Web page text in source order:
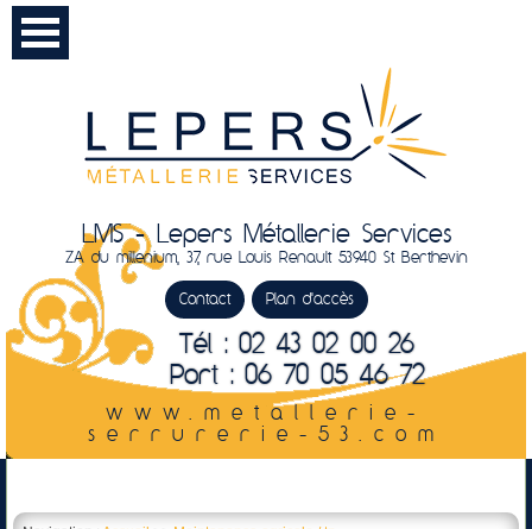
LMS - Lepers Métallerie Services
ZA du millenium, 37, rue Louis Renault 53940 St Berthevin
Contact Plan d'accès
Tél : 02 43 02 00 26
Port : 06 70 05 46 72
www.metallerie-
serrurerie-53.com